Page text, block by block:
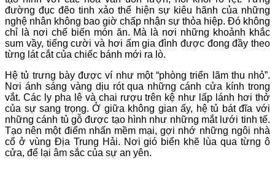
đường đục đẽo tinh xảo thể hiện sự kiêu hãnh của những
nghệ nhân không bao giờ chấp nhận sự thỏa hiệp. Đó không
chỉ là nơi chế biến món ăn. Mà là nơi những khoảnh khắc
sum vầy, tiếng cười và hơi ấm gia đình được đong đầy theo
từng lát cắt của chiếc bánh mới ra lò.
Hệ tủ trưng bày được ví như một “phòng triển lãm thu nhỏ”.
Nơi ánh sáng vàng dịu rót qua những cánh cửa kính trong
vắt. Các ly pha lê và chai rượu trên kệ như lấp lánh hơi thở
của sự sang trọng. Ở giữa không gian ấy, hệ tủ bát đĩa với
những cánh tủ gỗ được tạo hình như những mắt lưới tinh tế.
Tạo nên một điểm nhấn mềm mại, gợi nhớ những ngôi nhà
cổ ở vùng Địa Trung Hải. Nơi gió biển khẽ lùa qua từng ô
cửa, để lại âm sắc của sự an yên.